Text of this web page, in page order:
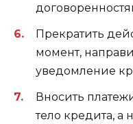
Прекратить
момент,
уведомление
Вносить
тело кредита, а